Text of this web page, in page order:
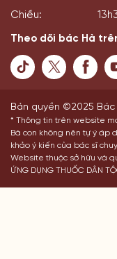
Chiều:
Theo dõi bác Hà
Bản quyền ©2025 Bác
* Thông tin trên website
Bà con không nên tự ý áp
khảo ý kiến của bác sĩ
Website thuộc sở hữu và
ỨNG DỤNG THUỐC DÂN